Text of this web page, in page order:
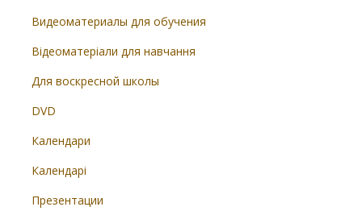
Видеоматериалы для обучения
Відеоматеріали для навчання
Для воскресной школы
DVD
Календари
Календарі
Презентации